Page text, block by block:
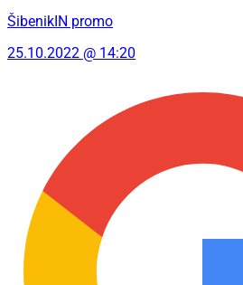
ŠibenikIN promo
25.10.2022 @ 14:20